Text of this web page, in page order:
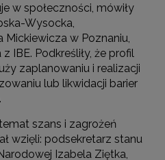
w społeczności, mówiły
Wysocka,
Mickiewicza w Poznaniu,
IBE. Podkreśliły, że profil
zaplanowaniu i realizacji
lub likwidacji barier
szans i zagrożeń
wzięli: podsekretarz stanu
Izabela Ziętka,